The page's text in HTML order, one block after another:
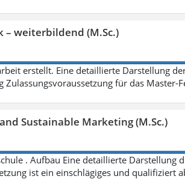
– weiterbildend (M.Sc.)
erstellt. Eine detaillierte Darstellung
Zulassungsvoraussetzung für das Master-
Sustainable Marketing (M.Sc.)
. Aufbau Eine detaillierte Darstellung
ist ein einschlägiges und qualifiziert